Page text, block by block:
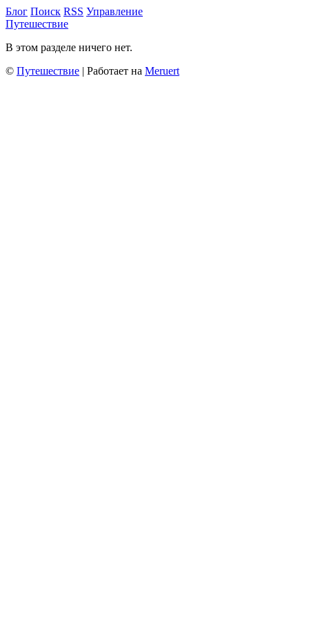
Блог Поиск RSS Управление
Путешествие
В этом разделе ничего нет.
© Путешествие | Работает на Meruert